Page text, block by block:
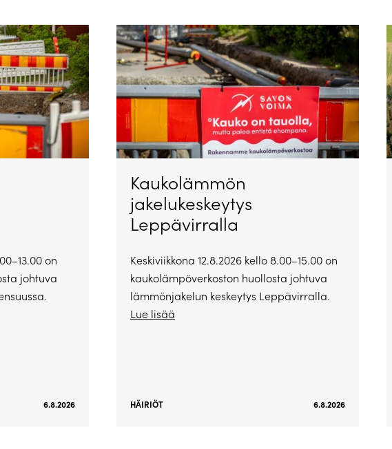
on
johtuva
6.8.2026
Kaukolämmön
jakelukeskeytys
Leppävirralla
Keskiviikkona 12.8.2026 kello 8.00–15.00 on
kaukolämpöverkoston huollosta johtuva
lämmönjakelun keskeytys Leppävirralla.
Lue lisää
HÄIRIÖT 6.8.2026